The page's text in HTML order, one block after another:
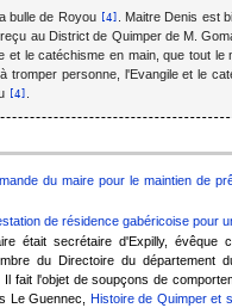
bulle de Royou
[4]
. Maitre Denis est
au District de Quimper de M.
et le catéchisme en main, que tout le
tromper personne, l'Evangile et le
[4]
du maire pour le maintien de
de résidence gabéricoise pour
était secrétaire d'Expilly, évêque
du Directoire du département
fait l'objet de soupçons de
Le Guennec, Histoire de Quimper et